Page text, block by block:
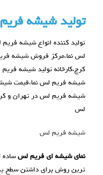
تولید شیشه
تولید کننده انواع شیشه
لس نما،مرکز فروش شیشه
کرج،کارخانه تولید شیشه
شیشه فریم لس نما،قیمت
شیشه فریم لس در تهران و
لس
شیشه فریم لس
نمای شیشه ای فریم لس ساده
ترین روش برای داشتن سطح